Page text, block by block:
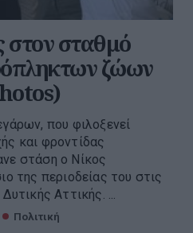
σταθμό
ζώων
που φιλοξενεί
και φροντίδας
στάση ο Νίκος
της περιοδείας του στις
Αττικής. ...
Πολιτική